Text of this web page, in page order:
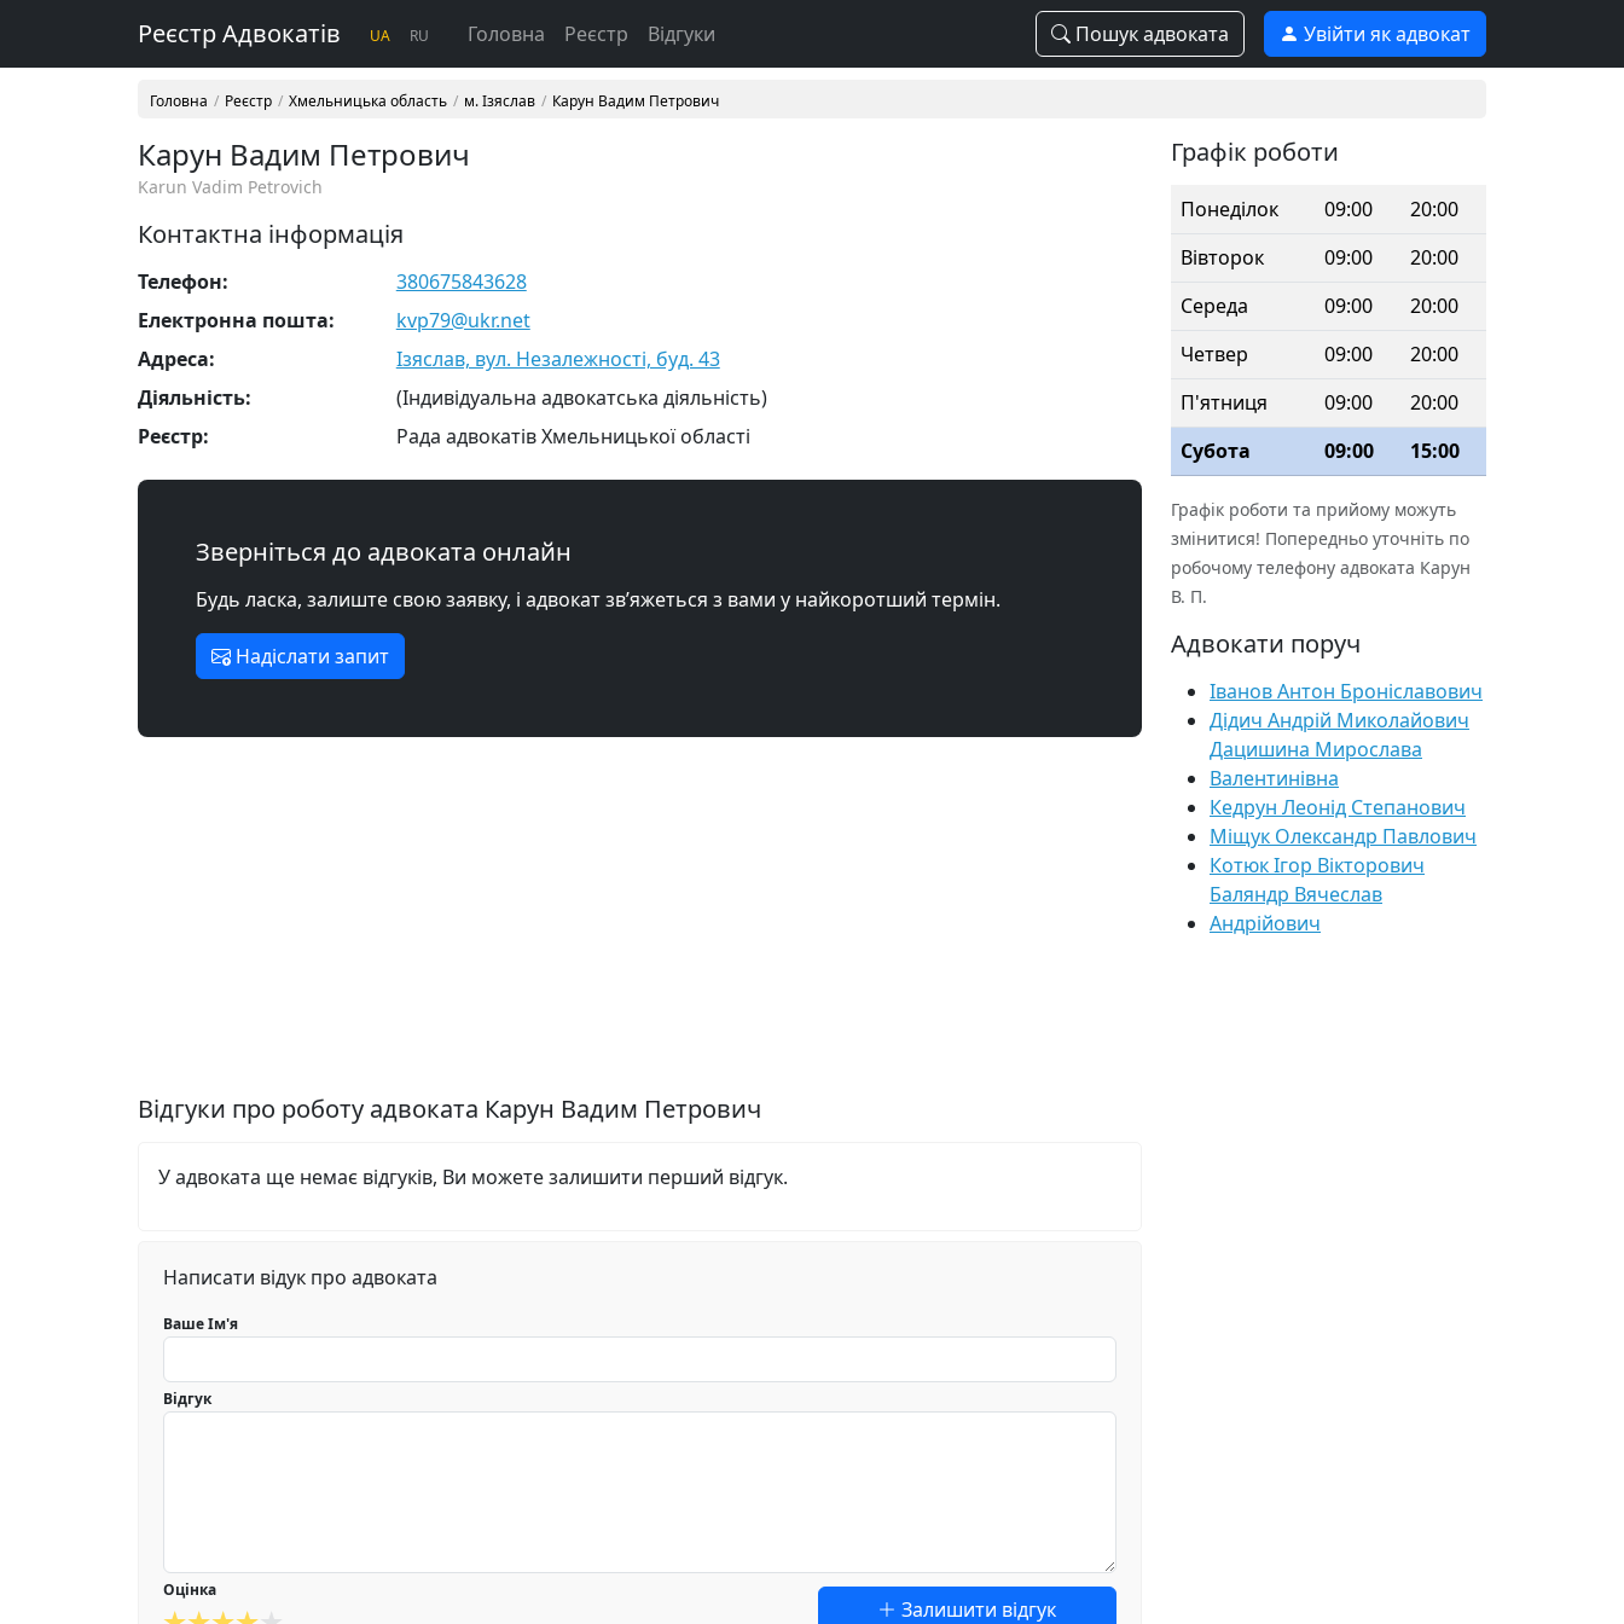
Реєстр Адвокатів UA RU Головна Реєстр Відгуки Пошук адвоката Увійти як адвокат
Головна Реєстр Хмельницька область м. Ізяслав Карун Вадим Петрович
Карун Вадим Петрович
Karun Vadim Petrovich
Контактна інформація
Телефон:
380675843628
Електронна пошта:
kvp79@ukr.net
Адреса:
Ізяслав, вул. Незалежності, буд. 43
Діяльність:
(Індивідуальна адвокатська діяльність)
Реєстр:
Рада адвокатів Хмельницької області
Зверніться до адвоката онлайн
Будь ласка, залиште свою заявку, і адвокат зв’яжеться з вами у найкоротший термін.
Надіслати запит
Відгуки про роботу адвоката Карун Вадим Петрович
У адвоката ще немає відгуків, Ви можете залишити перший відгук.
Написати відук про адвоката
Ваше Ім'я
Відгук
Оцінка
Залишити відгук
Графік роботи
Понеділок 09:00
20:00
Вівторок
09:00
20:00
Середа
09:00
20:00
Четвер
09:00
20:00
П'ятниця
09:00
20:00
Субота
09:00 15:00
Графік роботи та прийому можуть
змінитися! Попередньо уточніть по
робочому телефону адвоката Карун
В. П.
Адвокати поруч
Іванов Антон Броніславович
Дідич Андрій Миколайович
Дацишина Мирослава
Валентинівна
Кедрун Леонід Степанович
Міщук Олександр Павлович
Котюк Ігор Вікторович
Баляндр Вячеслав
Андрійович